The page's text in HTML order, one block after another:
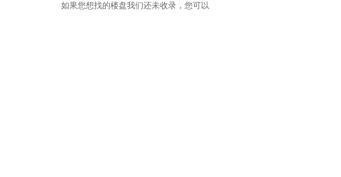
如果您想找的楼盘我们还未收录，您可以